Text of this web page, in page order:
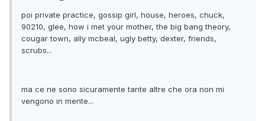
poi private practice, gossip girl, house, heroes, chuck,
90210, glee, how i met your mother, the big bang theory,
cougar town, ally mcbeal, ugly betty, dexter, friends,
scrubs...
ma ce ne sono sicuramente tante altre che ora non mi
vengono in mente...